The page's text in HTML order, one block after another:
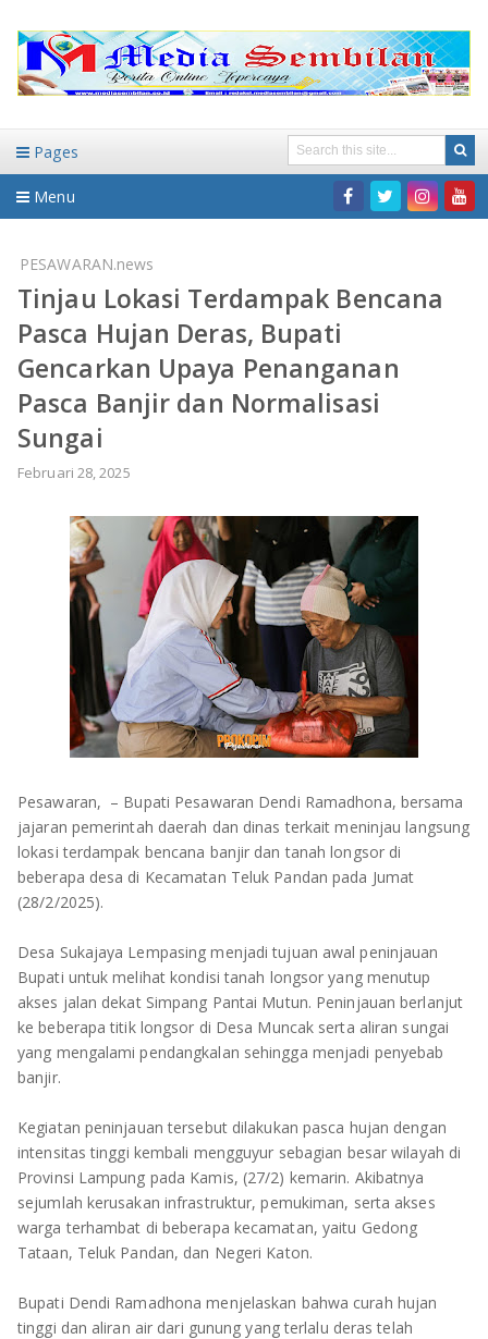
Pages
Menu
DAERAH
NASIONAL
DAERAH
BANDAR LAMPUNG
LAMPUNG TENGAH
LAMPUNG UTARA
LAMPUNG TIMUR
LAMPUNG BARAT
PESAWARAN
TANGGAMUS
TULANG BAWANG
TULANG BAWANG BARAT
MESUJI
WAY KANAN
PRINGSEWU
HUKUM-KRIMINAL
PENDIDIKAN
WISATA
ADVETORIAL
PESAWARAN.news
Tinjau Lokasi Terdampak Bencana
Pasca Hujan Deras, Bupati
Gencarkan Upaya Penanganan
Pasca Banjir dan Normalisasi
Sungai
Februari 28, 2025
Pesawaran, – Bupati Pesawaran Dendi Ramadhona, bersama
jajaran pemerintah daerah dan dinas terkait meninjau langsung
lokasi terdampak bencana banjir dan tanah longsor di
beberapa desa di Kecamatan Teluk Pandan pada Jumat
(28/2/2025).
Desa Sukajaya Lempasing menjadi tujuan awal peninjauan
Bupati untuk melihat kondisi tanah longsor yang menutup
akses jalan dekat Simpang Pantai Mutun. Peninjauan berlanjut
ke beberapa titik longsor di Desa Muncak serta aliran sungai
yang mengalami pendangkalan sehingga menjadi penyebab
banjir.
Kegiatan peninjauan tersebut dilakukan pasca hujan dengan
intensitas tinggi kembali mengguyur sebagian besar wilayah di
Provinsi Lampung pada Kamis, (27/2) kemarin. Akibatnya
sejumlah kerusakan infrastruktur, pemukiman, serta akses
warga terhambat di beberapa kecamatan, yaitu Gedong
Tataan, Teluk Pandan, dan Negeri Katon.
Bupati Dendi Ramadhona menjelaskan bahwa curah hujan
tinggi dan aliran air dari gunung yang terlalu deras telah